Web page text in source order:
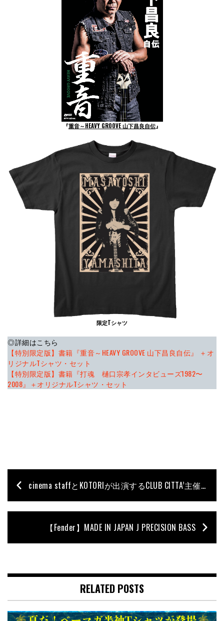
『重音～HEAVY GROOVE 山下昌良自伝』
限定Tシャツ
◎詳細はこちら
【特別限定版】書籍『重音～HEAVY GROOVE 山下昌良自伝』 ＋オ
リジナルTシャツ・セット
【特別限定版】書籍『打魂 樋口宗孝インタビューズ1982〜
2008』＋オリジナルTシャツ・セット
cinema staffとKOTORIが出演するCLUB CITTA’主催のライヴ・イベントが開催決定
【Fender】MADE IN JAPAN J PRECISION BASS
RELATED POSTS